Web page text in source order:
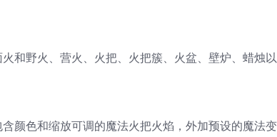
和野火、营火、火把、火把簇、火盆、壁炉、蜡烛
颜色和缩放可调的魔法火把火焰，外加预设的魔法